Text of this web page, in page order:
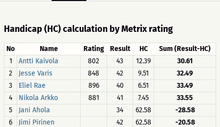
Handicap (HC) calculation by Metrix rating
No Name Rating Result HC
Sum (Result-HC)
1
Antti Kaivola 802 43 12.39
30.61
2
Jesse Varis 848 42 9.51
32.49
3
Eliel Rae 896 40 6.51
33.49
4
Nikola Arkko 881 41 7.45
33.55
5
Jani Ahola 34 62.58
-28.58
6
Jimi Pirinen 42 62.58
-20.58